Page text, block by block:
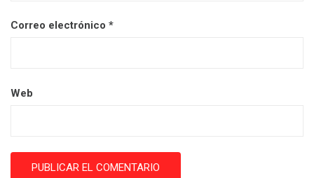
Correo electrónico *
Web